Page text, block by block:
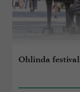
Ohlinda festival